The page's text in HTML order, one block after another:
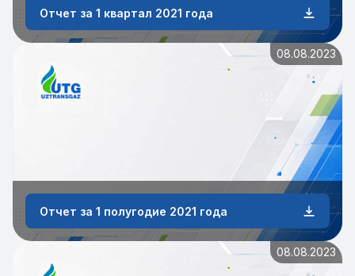
Отчет за 1 квартал 2021 года
08.08.2023
Отчет за 1 полугодие 2021 года
08.08.2023